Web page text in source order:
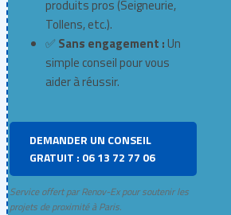
produits pros (Seigneurie,
Tollens, etc.).
✅ Sans engagement : Un
simple conseil pour vous
aider à réussir.
DEMANDER UN CONSEIL
GRATUIT : 06 13 72 77 06
Service offert par Renov-Ex pour soutenir les
projets de proximité à Paris.